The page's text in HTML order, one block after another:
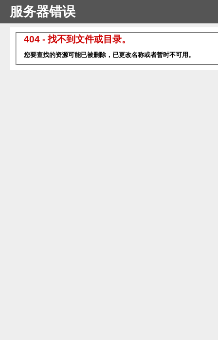
服务器错误
404 - 找不到文件或目录。
您要查找的资源可能已被删除，已更改名称或者暂时不可用。